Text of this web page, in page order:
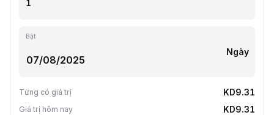
Bật
Ngày
Từng có giá trị KD9.31
Giá trị hôm nay KD9.31